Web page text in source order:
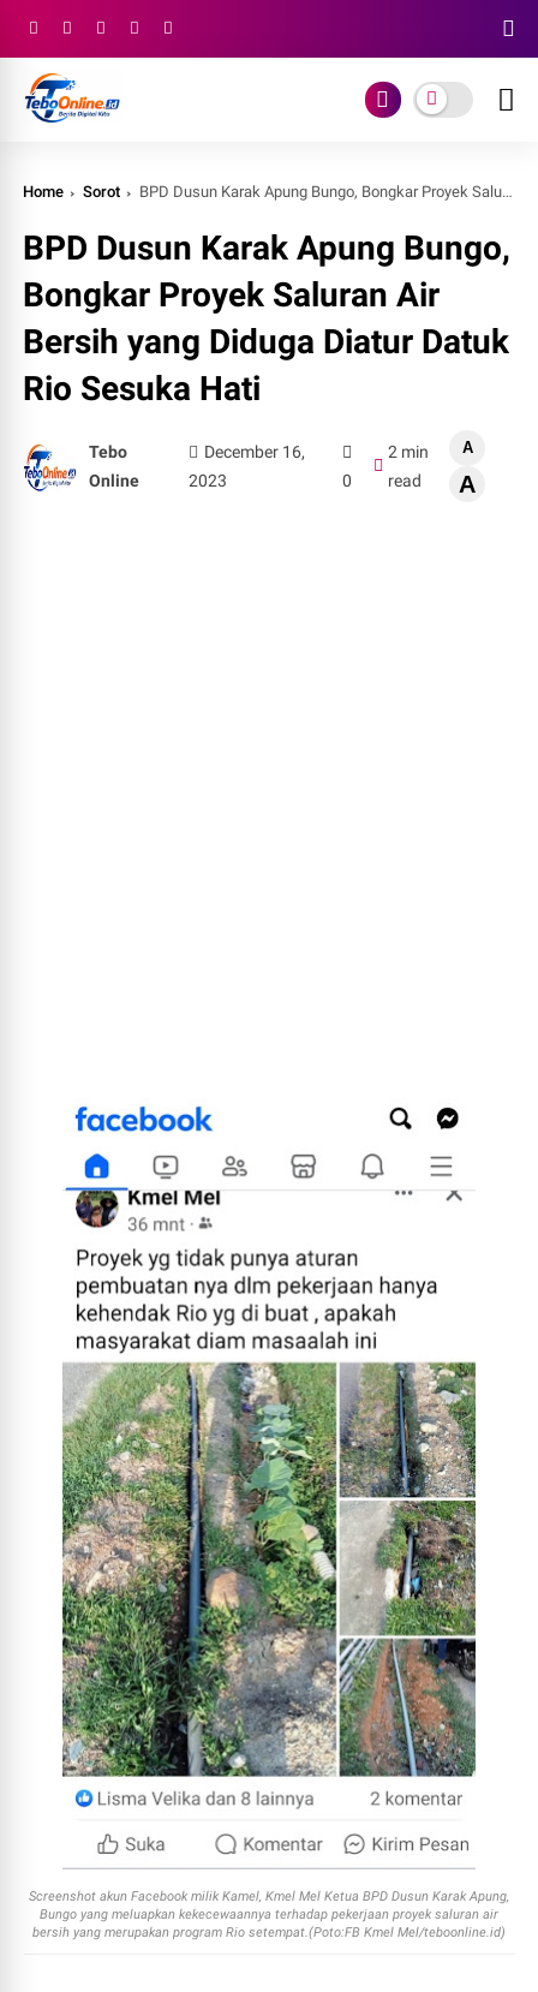
Home Sorot BPD Dusun Karak Apung Bungo, Bongkar Proyek Saluran Air Bersih yang Diduga Diatur Datuk Rio Sesuka Hati
BPD Dusun Karak Apung Bungo,
Bongkar Proyek Saluran Air
Bersih yang Diduga Diatur Datuk
Rio Sesuka Hati
Tebo
Online
December 16,
2023
0
2 min
read
A
A
Screenshot akun Facebook milik Kamel, Kmel Mel Ketua BPD Dusun Karak Apung,
Bungo yang meluapkan kekecewaannya terhadap pekerjaan proyek saluran air
bersih yang merupakan program Rio setempat.(Poto:FB Kmel Mel/teboonline.id)